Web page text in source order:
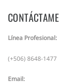
CONTÁCTAME
Línea Profesional:
(+506) 8648-1477
Email: